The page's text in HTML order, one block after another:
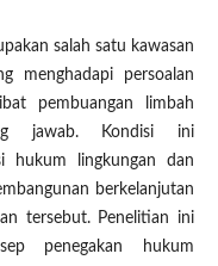
salah satu kawasan
menghadapi persoalan
pembuangan limbah
jawab. Kondisi ini
hukum lingkungan dan
berkelanjutan
tersebut. Penelitian ini
penegakan hukum